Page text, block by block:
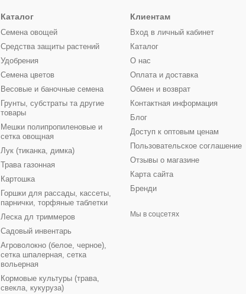
Каталог
Семена овощей
Средства защиты растений
Удобрения
Семена цветов
Весовые и баночные семена
Грунты, субстраты та другие
товары
Мешки полипропиленовые и
сетка овощная
Лук (тиканка, димка)
Трава газонная
Картошка
Горшки для рассады, кассеты,
парнички, торфяные таблетки
Леска дл триммеров
Садовый инвентарь
Агроволокно (белое, черное),
сетка шпалерная, сетка
вольерная
Кормовые культуры (трава,
свекла, кукуруза)
Клиентам
Вход в личный кабинет
Каталог
О нас
Оплата и доставка
Обмен и возврат
Контактная информация
Блог
Доступ к оптовым ценам
Пользовательское соглашение
Отзывы о магазине
Карта сайта
Бренди
Мы в соцсетях